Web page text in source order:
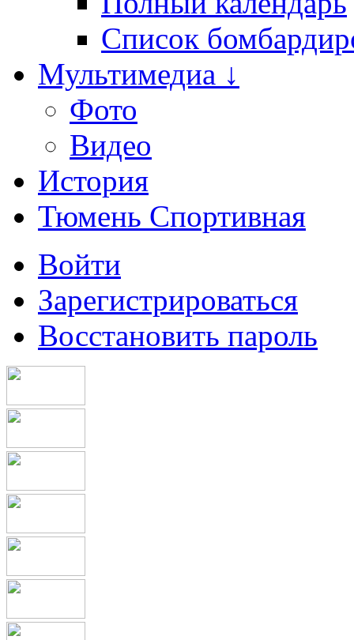
Список
Мультимедиа ↓
Фото
Видео
История
Тюмень Спортивная
Войти
Зарегистрироваться
Восстановить пароль